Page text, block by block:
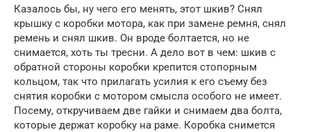
Казалось бы, ну чего его менять, этот шкив? Снял
крышку с коробки мотора, как при замене ремня, снял
ремень и снял шкив. Он вроде болтается, но не
снимается, хоть ты тресни. А дело вот в чем: шкив с
обратной стороны коробки крепится стопорным
кольцом, так что прилагать усилия к его съему без
снятия коробки с мотором смысла особого не имеет.
Посему, откручиваем две гайки и снимаем два болта,
которые держат коробку на раме. Коробка снимется